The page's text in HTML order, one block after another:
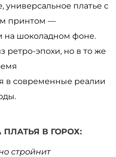
универсальное платье с
принтом —
шоколадном фоне.
ретро-эпохи, но в то же
в современные реалии
В ГОРОХ:
стройнит